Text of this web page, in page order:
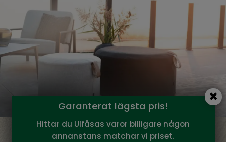
Presentkort
Butik
KampanjerGaranterat lägsta pris!
Hittar du Ulfåsas varor billigare någon
annanstans matchar vi priset.